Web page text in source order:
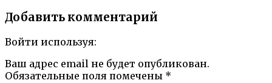
Добавить комментарий
Войти используя:
Ваш адрес email не будет опубликован.
Обязательные поля помечены *